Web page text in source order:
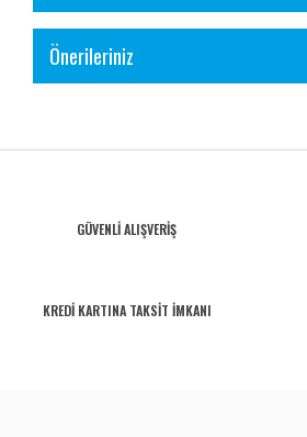
Önerileriniz
GÜVENLİ ALIŞVERİŞ
KREDİ KARTINA TAKSİT İMKANI